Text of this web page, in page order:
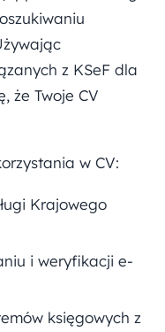
z KSeF dla
że Twoje CV
w CV:
Krajowego
i weryfikacji e-
księgowych z